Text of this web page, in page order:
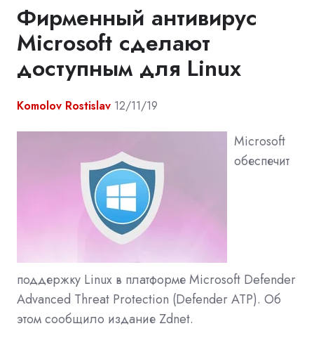
Фирменный антивирус
Microsoft сделают
доступным для Linux
Komolov Rostislav 12/11/19
Microsoft
обеспечит
поддержку Linux в платформе Microsoft Defender
Advanced Threat Protection (Defender ATP). Об
этом сообщило издание Zdnet.